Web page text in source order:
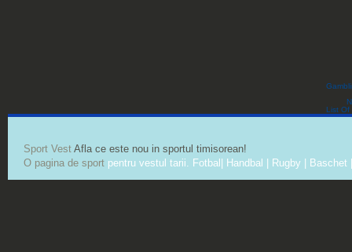
List Of
Sport Vest Afla ce este nou in sportul timisorean!
O pagina de sport pentru vestul tarii. Fotbal| Handbal | Rugby |